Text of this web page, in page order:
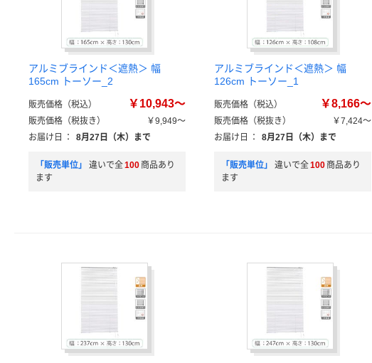
アルミブラインド＜遮熱＞ 幅
165cm トーソー_2
販売価格（税込） ￥10,943～
販売価格（税抜き）
￥9,949～
お届け日
： 8月27日（木）まで
「販売単位」 違いで全100 商品あり
ます
アルミブラインド＜遮熱＞ 幅
126cm トーソー_1
販売価格（税込） ￥8,166～
販売価格（税抜き）
￥7,424～
お届け日
： 8月27日（木）まで
「販売単位」 違いで全100 商品あり
ます